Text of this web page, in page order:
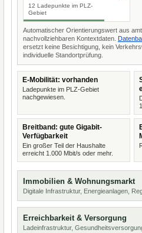
12 Ladepunkte im PLZ-
Gebiet
Automatischer Orientierungswert aus
nachvollziehbaren Kontextdaten.
ersetzt keine Besichtigung, kein
individuelle Standortprüfung.
E-Mobilität: vorhanden
Ladepunkte im PLZ-Gebiet
nachgewiesen.
Breitband: gute Gigabit-
Verfügbarkeit
Ein großer Teil der Haushalte
erreicht 1.000 Mbit/s oder mehr.
Immobilien & Wohnungsmarkt
Digitale Infrastruktur, Energieanlagen,
Erreichbarkeit & Versorgung
Ladeinfrastruktur,